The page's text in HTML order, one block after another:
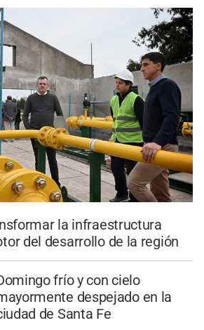
la infraestructura
del desarrollo de la región
frío y con cielo
despejado en la
de Santa Fe